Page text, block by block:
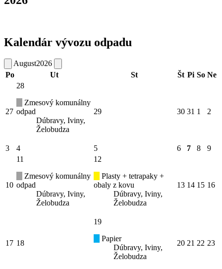
Kalendár vývozu odpadu
August2026
Po
Ut St Št Pi So Ne
27
28
Zmesový komunálny
odpad
Dúbravy, Iviny,
Želobudza
29 30 31 1 2
3 4 5 6 7 8 9
10
11
Zmesový komunálny
odpad
Dúbravy, Iviny,
Želobudza
12
Plasty + tetrapaky +
obaly z kovu
Dúbravy, Iviny,
Želobudza
13 14 15 16
17 18
19
Papier
Dúbravy, Iviny,
Želobudza
20 21 22 23